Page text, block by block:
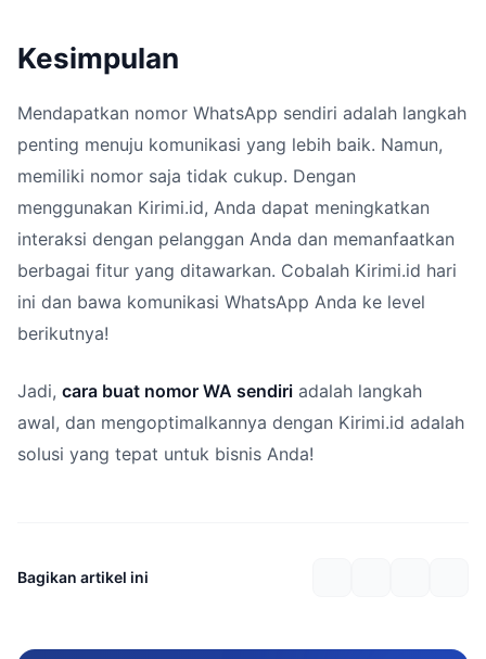
Kesimpulan
Mendapatkan nomor WhatsApp sendiri adalah langkah
penting menuju komunikasi yang lebih baik. Namun,
memiliki nomor saja tidak cukup. Dengan
menggunakan Kirimi.id, Anda dapat meningkatkan
interaksi dengan pelanggan Anda dan memanfaatkan
berbagai fitur yang ditawarkan. Cobalah Kirimi.id hari
ini dan bawa komunikasi WhatsApp Anda ke level
berikutnya!
Jadi, cara buat nomor WA sendiri adalah langkah
awal, dan mengoptimalkannya dengan Kirimi.id adalah
solusi yang tepat untuk bisnis Anda!
Bagikan artikel ini